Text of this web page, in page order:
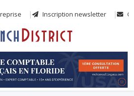
Inscription newsletter